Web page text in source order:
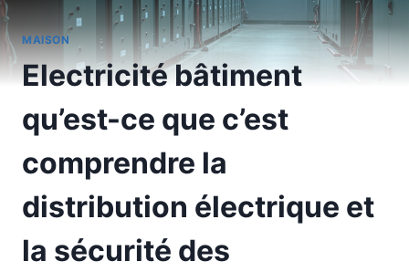
MAISON
Electricité bâtiment
qu’est-ce que c’est
comprendre la
distribution électrique et
la sécurité des